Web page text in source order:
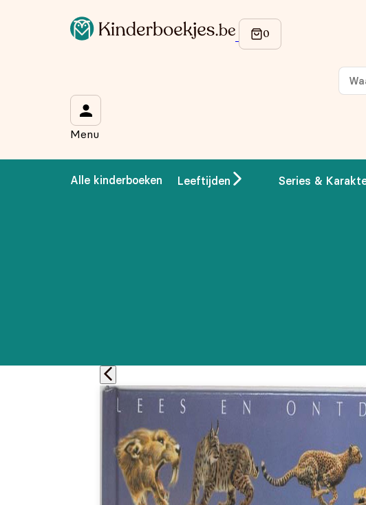
Menu
Alle kinderboeken Leeftijden Series &
Op de hoogte blijven van onze acties?
op je
Wat is je voornaam?